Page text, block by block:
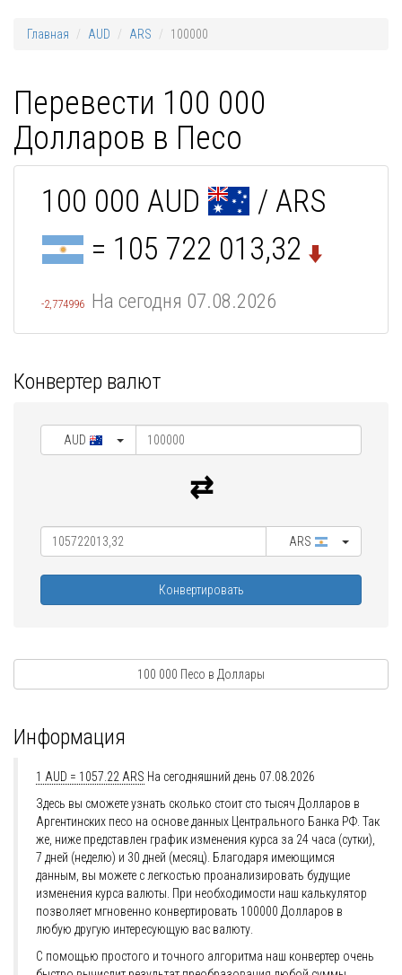
Главная AUD ARS 100000
Перевести 100 000
Долларов в Песо
100 000 AUD
/ ARS
= 105 722 013,32
-2,774996 На сегодня 07.08.2026
Конвертер валют
AUD
ARS
Конвертировать
100 000 Песо в Доллары
Информация
1 AUD = 1057.22 ARS На сегодняшний день 07.08.2026
Здесь вы сможете узнать сколько стоит сто тысяч Долларов в
Аргентинских песо на основе данных Центрального Банка РФ. Так
же, ниже представлен график изменения курса за 24 часа (сутки),
7 дней (неделю) и 30 дней (месяц). Благодаря имеющимся
данным, вы можете с легкостью проанализировать будущие
изменения курса валюты. При необходимости наш калькулятор
позволяет мгновенно конвертировать 100000 Долларов в
любую другую интересующую вас валюту.
С помощью простого и точного алгоритма наш конвертер очень